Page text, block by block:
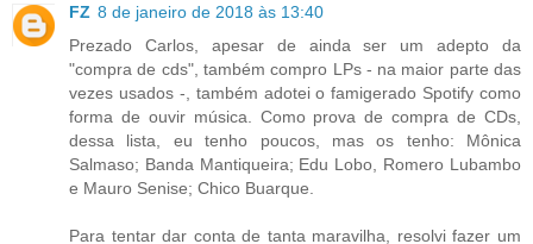
FZ 8 de janeiro de 2018 às 13:40
Prezado Carlos, apesar de ainda ser um adepto da
"compra de cds", também compro LPs - na maior parte das
vezes usados -, também adotei o famigerado Spotify como
forma de ouvir música. Como prova de compra de CDs,
dessa lista, eu tenho poucos, mas os tenho: Mônica
Salmaso; Banda Mantiqueira; Edu Lobo, Romero Lubambo
e Mauro Senise; Chico Buarque.
Para tentar dar conta de tanta maravilha, resolvi fazer um